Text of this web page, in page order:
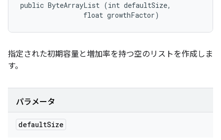
public ByteArrayList (int defaultSize,
                float growthFactor)
指定された初期容量と増加率を持つ空のリストを作成しま
す。
パラメータ
defaultSize